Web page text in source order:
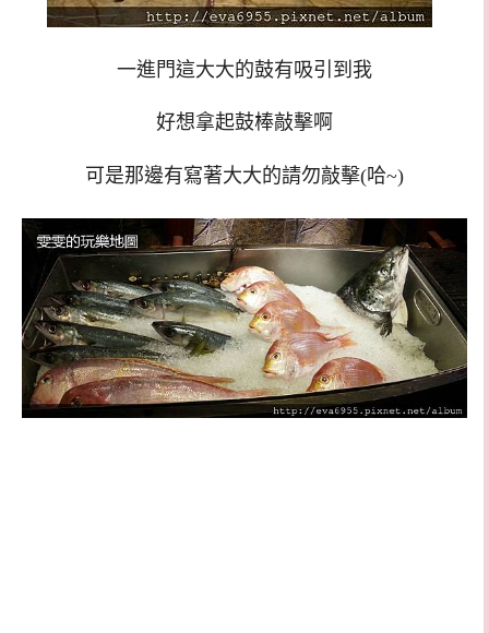
一進門這大大的鼓有吸引到我
好想拿起鼓棒敲擊啊
可是那邊有寫著大大的請勿敲擊(哈~)